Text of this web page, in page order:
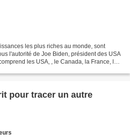
les plus riches au monde, sont
l'autorité de Joe Biden, président des USA
les USA, , le Canada, la France, le
pour tracer un autre